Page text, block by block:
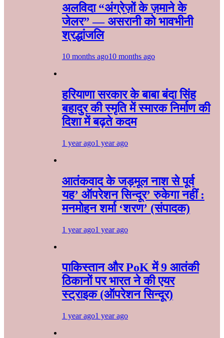
अलविदा “अंग्रेज़ों के ज़माने के
जेलर” — असरानी को भावभीनी
श्रद्धांजलि
10 months ago10 months ago
हरियाणा सरकार के बाबा बंदा सिंह
बहादुर की स्मृति में स्मारक निर्माण की
दिशा में बढ़ते कदम
1 year ago1 year ago
आतंकवाद के जड़मूल नाश से पूर्व
यह’ ऑपरेशन सिन्दूर’ रुकेगा नहीं :
मनमोहन शर्मा ‘शरण’ (संपादक)
1 year ago1 year ago
पाकिस्तान और PoK में 9 आतंकी
ठिकानों पर भारत ने की एयर
स्ट्राइक (ऑपरेशन सिन्दूर)
1 year ago1 year ago